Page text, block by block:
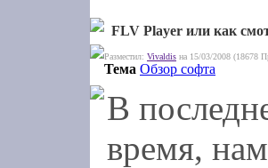
FLV Player или как
Разместил: Vivaldis на 15/03/2008 (18678
Тема Обзор софта
В
время, нам